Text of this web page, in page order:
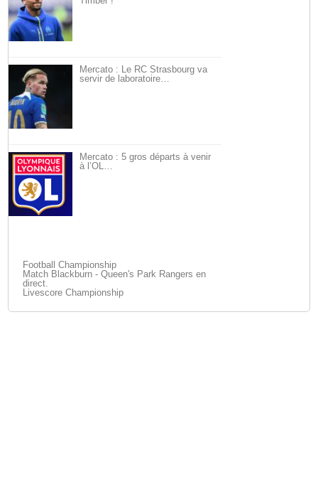
Mercato : Le RC Strasbourg va
servir de laboratoire…
Mercato : 5 gros départs à venir
à l’OL…
Football Championship
Match Blackburn - Queen's Park Rangers en
direct.
Livescore Championship